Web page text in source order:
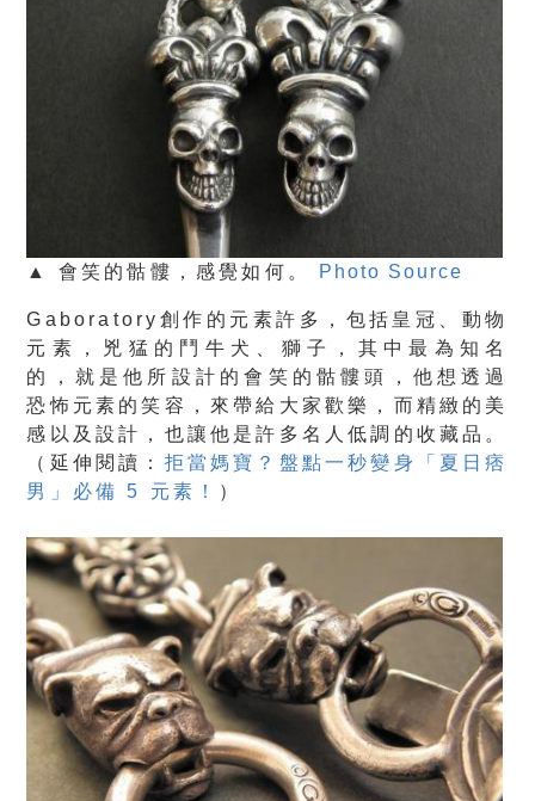
▲ 會笑的骷髏，感覺如何。 Photo Source
Gaboratory創作的元素許多，包括 皇冠、動物
元素，兇猛的鬥牛犬、獅子
，其中最為知名
的，就是他所設計的會笑的骷髏頭
，他想透過
恐怖元素的笑容，來帶給大家歡樂，而精緻的美
感以及設計，也讓他是許多名人低調的收藏品。
（延伸閱讀： 拒當媽寶？盤點一秒變身「夏日痞
男」必備 5 元素！ ）